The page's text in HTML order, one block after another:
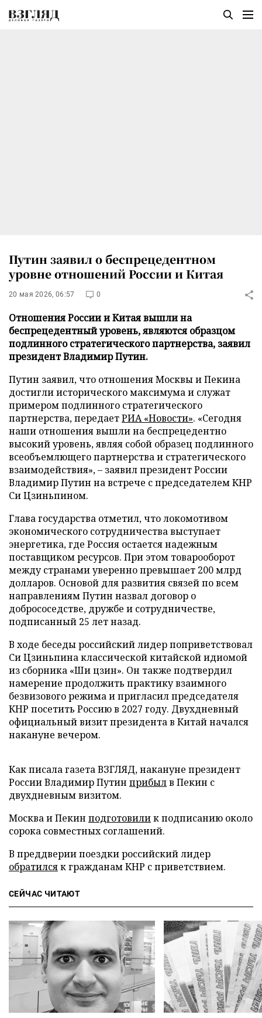
Путин заявил о беспрецедентном
уровне отношений России и Китая
20 мая 2026, 06:57 0
Отношения России и Китая вышли на
беспрецедентный уровень, являются образцом
подлинного стратегического партнерства, заявил
президент Владимир Путин.
Путин заявил, что отношения Москвы и Пекина
достигли исторического максимума и служат
примером подлинного стратегического
партнерства, передаетРИА «Новости». «Сегодня
наши отношения вышли на беспрецедентно
высокий уровень, являя собой образец подлинного
всеобъемлющего партнерства и стратегического
взаимодействия», – заявил президент России
Владимир Путин на встрече с председателем КНР
Си Цзиньпином.
Глава государства отметил, что локомотивом
экономического сотрудничества выступает
энергетика, где Россия остается надежным
поставщиком ресурсов. При этом товарооборот
между странами уверенно превышает 200 млрд
долларов. Основой для развития связей по всем
направлениям Путин назвал договор о
добрососедстве, дружбе и сотрудничестве,
подписанный 25 лет назад.
В ходе беседы российский лидер поприветствовал
Си Цзиньпина классической китайской идиомой
из сборника «Ши цзин». Он также подтвердил
намерение продолжить практику взаимного
безвизового режима и пригласил председателя
КНР посетить Россию в 2027 году. Двухдневный
официальный визит президента в Китай начался
накануне вечером.
Как писала газета ВЗГЛЯД, накануне президент
России Владимир Путин прибылв Пекин с
двухдневным визитом.
Москва и Пекин подготовилик подписанию около
сорока совместных соглашений.
В преддверии поездки российский лидер
обратилсяк гражданам КНР с приветствием.
СЕЙЧАС ЧИТАЮТ